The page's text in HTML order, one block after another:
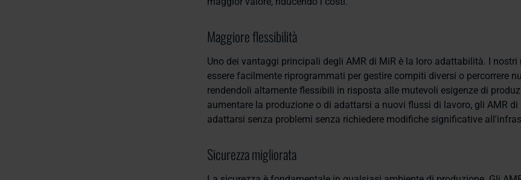
Maggiore flessibilità
Uno dei vantaggi principali degli AMR di MiR è la loro adattabilità. I
essere facilmente riprogrammati per gestire compiti diversi o percorrere
rendendoli altamente flessibili in risposta alle mutevoli esigenze di
aumentare la produzione o di adattarsi a nuovi flussi di lavoro, gli AMR di
adattarsi senza problemi senza richiedere modifiche significative
Sicurezza migliorata